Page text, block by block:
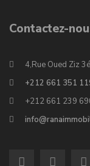
Contactez-
4,Rue Oued Ziz
+212 661 351
+212 661 239